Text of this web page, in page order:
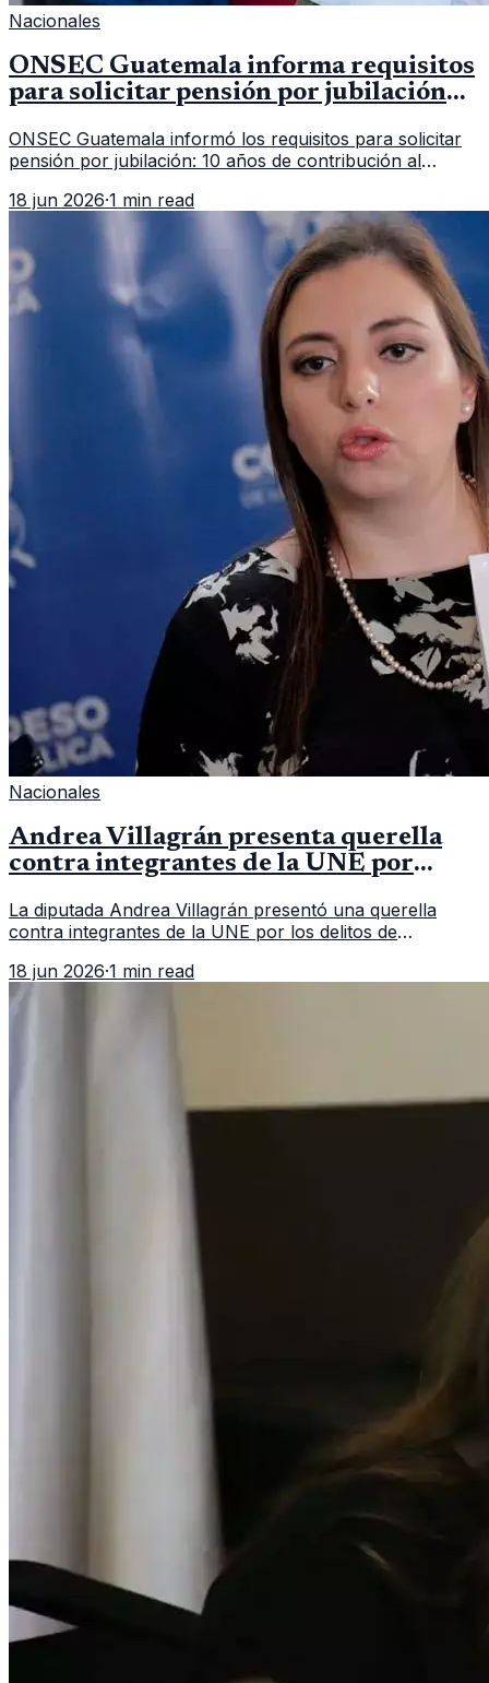
Nacionales
ONSEC Guatemala informa requisitos
para solicitar pensión por jubilación
ONSEC Guatemala informó los requisitos para solicitar
pensión por jubilación: 10 años de contribución al
importar edad.
18 jun 2026·1 min read
Nacionales
Andrea Villagrán presenta querella
contra integrantes de la UNE por
La diputada Andrea Villagrán presentó una querella
contra integrantes de la UNE por los delitos de
18 jun 2026·1 min read